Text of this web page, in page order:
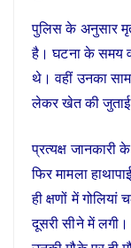
पुलिस के अनुसार
है। घटना के समय
थे। वहीं उनका
लेकर खेत की जुताई
प्रत्यक्ष
फिर मामला
ही क्षणों में
दूसरी सीने में